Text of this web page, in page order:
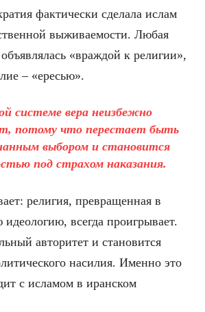
фактически сделала ислам
выживаемости. Любая
«враждой к религии»,
– «ересью».
системе вера неизбежно
потому что перестает быть
выбором и становится
под страхом наказания.
религия, превращенная в
идеологию, всегда проигрывает.
авторитет и становится
насилия. Именно это
с исламом в иранском